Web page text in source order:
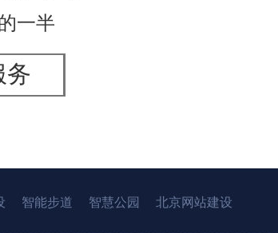
一半
务
智能步道 智慧公园 北京网站建设